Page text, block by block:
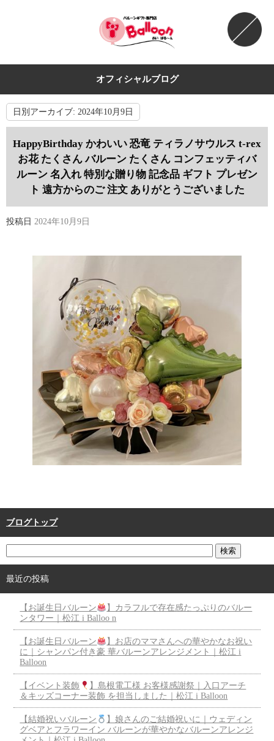
オフィシャルブログ
日別アーカイブ: 2024年10月9日
HappyBirthday かわいい 恐竜 ティラノサウルス t-rex
お花 たくさん バルーン たくさん コンフェッティバ
ルーン 名入れ 特別な贈り物 記念品 ギフト プレゼン
ト 遠方からのご 注文 ありがとうございました
投稿日 2024年10月9日
ブログトップ
最近の投稿
【お誕生日バルーン
】カラフルで存在感たっぷりのバルー
ンタワー｜松江 i Balloo n
【お誕生日バルーン
】お店のママさんへの華やかなお祝い
に｜シャンパン付き豪 華バルーンアレンジメント｜松江 i
Balloon
【イベント装飾
】島根電工様 お客様感謝祭｜入口アーチ
＆キッズコーナー装飾 を担当しました｜松江 i Balloon
【結婚祝いバルーン
】娘さんのご結婚祝いに｜ウェディン
グベアとフラワーイン バルーンが華やかなバルーンアレンジ